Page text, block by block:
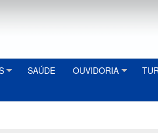
SAÚDE OUVIDORIA